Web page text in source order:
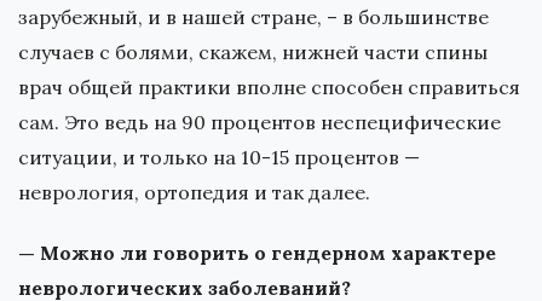
зарубежный, и в нашей стране, – в большинстве
случаев с болями, скажем, нижней части спины
врач общей практики вполне способен справиться
сам. Это ведь на 90 процентов неспецифические
ситуации, и только на 10-15 процентов —
неврология, ортопедия и так далее.
— Можно ли говорить о гендерном характере
неврологических заболеваний?